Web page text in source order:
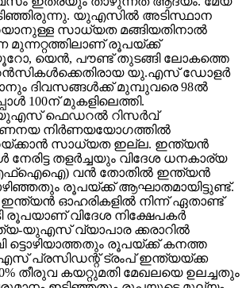
യുഎസില്‍ അടിസ്ഥാന
സാധ്യത മങ്ങിയതിനാല്‍
രൂപയ്ക്ക്
യെന്‍, പൗണ്ട് തുടങ്ങി ലോകത്തെ
യു.എസ് ഡോളര്‍
ദിവസങ്ങള്‍ക്ക് മുമ്പുവരെ 98ല്‍
100ന് മുകളിലെത്തി.
യുഎസ് ഫെഡറല്‍ റിസര്‍വ്
നിര്‍ണയയോഗത്തില്‍
സാധ്യത ഇല്ല. ഇന്ത്യന്‍
തളര്‍ച്ചയും വിദേശ ധനകാര്യ
വന്‍ തോതില്‍ ഇന്ത്യന്‍
രൂപയ്ക്ക് ആഘാതമായിട്ടുണ്ട്.
ഓഹരികളില്‍ നിന്ന് ഏതാണ്ട്
രൂപയാണ് വിദേശ നിക്ഷേപകര്‍
യുഎസ് വ്യാപാര ക്കരാറില്‍
ട്ടൊഴിയാത്തതും രൂപയ്ക്ക് കനത്ത
പ്രസിഡന്റ് ട്രംപ് ഇന്ത്യയ്ക്ക
തീരുവ കയറ്റുമതി മേഖലയെ ഉലച്ചതും